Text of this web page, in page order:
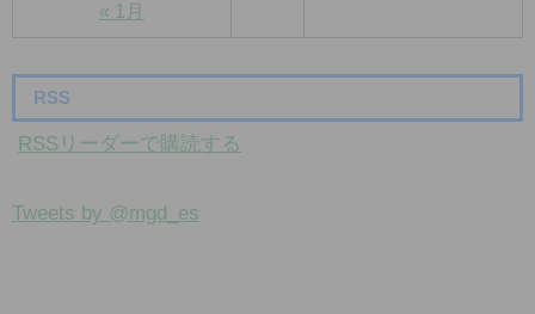
« 1月
RSS
RSSリーダーで購読する
Tweets by @mgd_es